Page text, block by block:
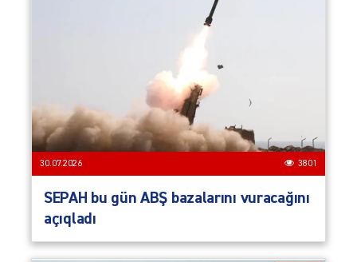
30.07.2026 3801
SEPAH bu gün ABŞ bazalarını vuracağını
açıqladı